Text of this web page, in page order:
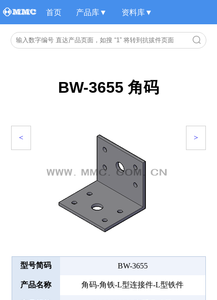
首页 产品库▼ 资料库▼
BW-3655 角码
< >
型号简码 BW-3655
产品名称 角码-角铁-L型连接件-L型铁件